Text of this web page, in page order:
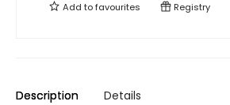
Add tofavourites Registry
Description Details